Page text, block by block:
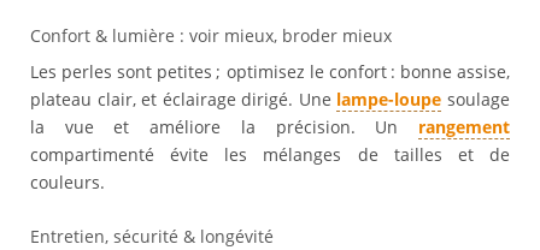
Confort & lumière : voir mieux, broder mieux
Les perles sont petites ; optimisez le confort : bonne assise,
plateau clair, et éclairage dirigé. Une lampe-loupe soulage
la vue et améliore la précision. Un rangement
compartimenté évite les mélanges de tailles et de
couleurs.
Entretien, sécurité & longévité